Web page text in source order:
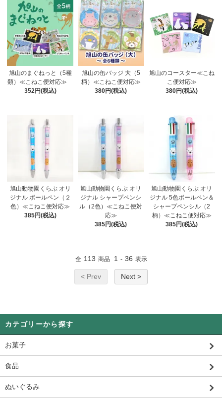
旭山のまぐねっと（5種
類）≪こねこ便対応≫
352円(税込)
旭山の缶バッジ 大（5
柄）≪こねこ便対応≫
380円(税込)
旭山のコースター≪こね
こ便対応≫
380円(税込)
旭山動物園くらぶ オリ
ジナル ボールペン（２
色）≪こねこ便対応≫
385円(税込)
旭山動物園くらぶ オリ
ジナル シャープペンシ
ル（2色）≪こねこ便対
応≫
385円(税込)
旭山動物園くらぶ オリ
ジナル 5色ボールペン＆
シャープペンシル（2
柄）≪こねこ便対応≫
385円(税込)
全 113 商品 1 - 36 表示
< Prev Next >
カテゴリーから探す
お菓子
食品
ぬいぐるみ